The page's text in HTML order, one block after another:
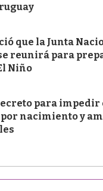
que la Junta
reunirá para
Niño
para impedir
nacimiento y